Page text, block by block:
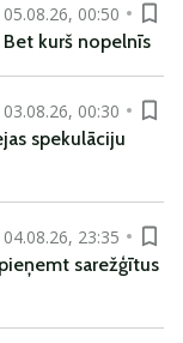
05.08.26, 00:50
kurš nopelnīs
03.08.26, 00:30
spekulāciju
04.08.26, 23:35
sarežģītus